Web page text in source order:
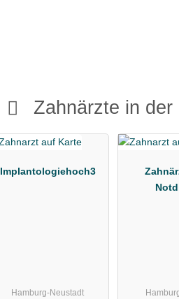
Zahnärzte in der
Implantologiehoch3
Hamburg-Neustadt